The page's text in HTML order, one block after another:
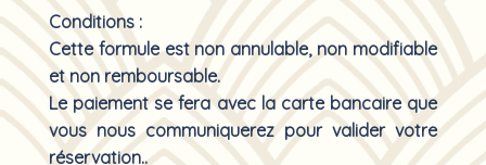
Conditions :
Cette formule est non annulable, non modifiable
et non remboursable.
Le paiement se fera avec la carte bancaire que
vous nous communiquerez pour valider votre
réservation..